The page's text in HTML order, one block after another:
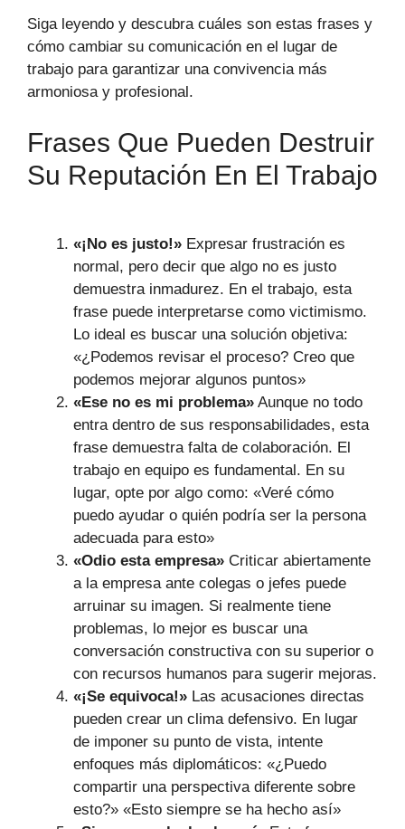
Siga leyendo y descubra cuáles son estas frases y
cómo cambiar su comunicación en el lugar de
trabajo para garantizar una convivencia más
armoniosa y profesional.
Frases Que Pueden Destruir
Su Reputación En El Trabajo
«¡No es justo!» Expresar frustración es
normal, pero decir que algo no es justo
demuestra inmadurez. En el trabajo, esta
frase puede interpretarse como victimismo.
Lo ideal es buscar una solución objetiva:
«¿Podemos revisar el proceso? Creo que
podemos mejorar algunos puntos»
«Ese no es mi problema» Aunque no todo
entra dentro de sus responsabilidades, esta
frase demuestra falta de colaboración. El
trabajo en equipo es fundamental. En su
lugar, opte por algo como: «Veré cómo
puedo ayudar o quién podría ser la persona
adecuada para esto»
«Odio esta empresa» Criticar abiertamente
a la empresa ante colegas o jefes puede
arruinar su imagen. Si realmente tiene
problemas, lo mejor es buscar una
conversación constructiva con su superior o
con recursos humanos para sugerir mejoras.
«¡Se equivoca!» Las acusaciones directas
pueden crear un clima defensivo. En lugar
de imponer su punto de vista, intente
enfoques más diplomáticos: «¿Puedo
compartir una perspectiva diferente sobre
esto?» «Esto siempre se ha hecho así»